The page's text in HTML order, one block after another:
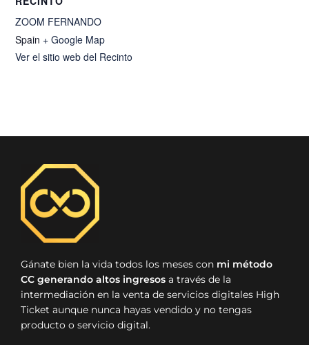
ZOOM FERNANDO
Spain + Google Map
Ver el sitio web del Recinto
Gánate bien la vida todos los meses con mi método
CC generando altos ingresos a través de la
intermediación en la venta de servicios digitales High
Ticket aunque nunca hayas vendido y no tengas
producto o servicio digital.